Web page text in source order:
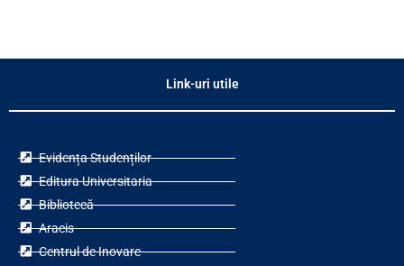
Link-uri utile
Evidența Studenților
Editura Universitaria
Bibliotecă
Aracis
Centrul de Inovare